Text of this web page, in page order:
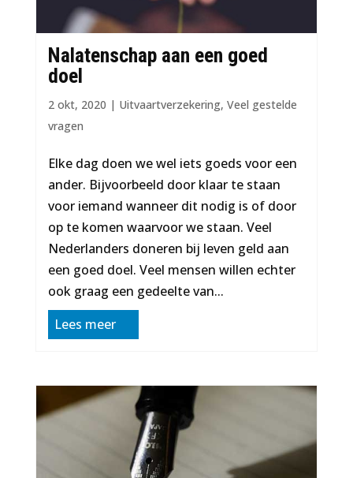
Nalatenschap aan een goed
doel
2 okt, 2020 | Uitvaartverzekering, Veel gestelde
vragen
Elke dag doen we wel iets goeds voor een
ander. Bijvoorbeeld door klaar te staan
voor iemand wanneer dit nodig is of door
op te komen waarvoor we staan. Veel
Nederlanders doneren bij leven geld aan
een goed doel. Veel mensen willen echter
ook graag een gedeelte van...
Lees meer